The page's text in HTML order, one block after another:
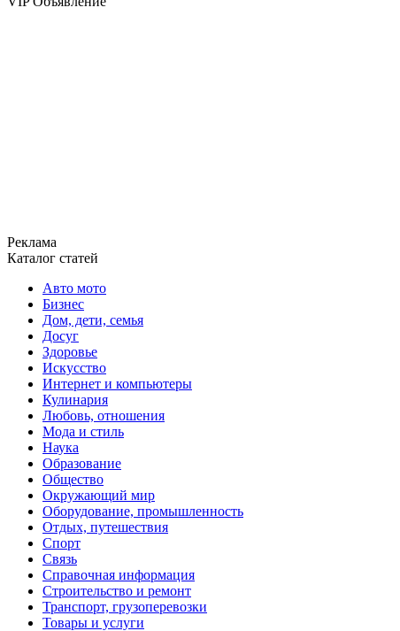
Реклама
Каталог статей
Авто мото
Бизнес
Дом, дети, семья
Досуг
Здоровье
Искусство
Интернет и компьютеры
Кулинария
Любовь, отношения
Мода и стиль
Наука
Образование
Общество
Окружающий мир
Оборудование, промышленность
Отдых, путешествия
Спорт
Связь
Справочная информация
Строительство и ремонт
Транспорт, грузоперевозки
Товары и услуги